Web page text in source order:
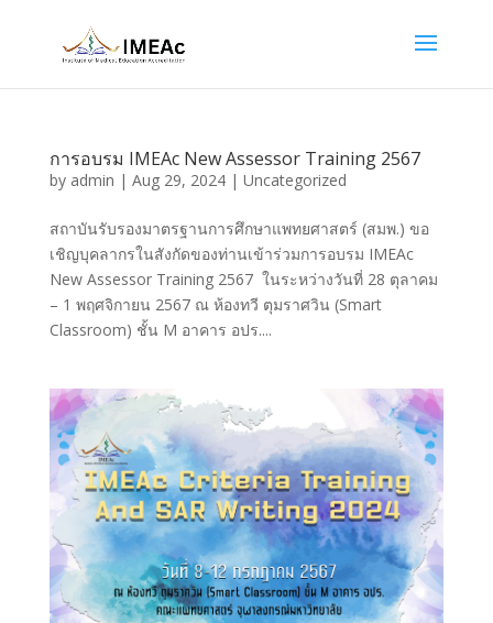
การอบรม IMEAc New Assessor Training 2567
by admin | Aug 29, 2024| Uncategorized
สถาบันรับรองมาตรฐานการศึกษาแพทยศาสตร์ (สมพ.) ขอ
เชิญบุคลากรในสังกัดของท่านเข้าร่วมการอบรม IMEAc
New Assessor Training 2567 ในระหว่างวันที่ 28 ตุลาคม
– 1 พฤศจิกายน 2567 ณ ห้องทวี ตุมราศวิน (Smart
Classroom) ชั้น M อาคาร อปร....